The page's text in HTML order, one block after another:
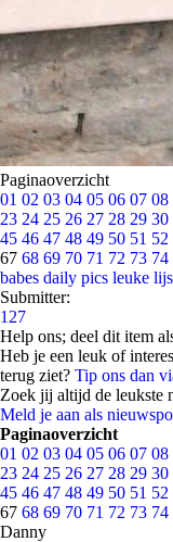
Paginaoverzicht
01 02 03 04 05 06 07 08
23 24 25 26 27 28 29 30
45 46 47 48 49 50 51 52
67 68 69 70 71 72 73 74
babes daily pics leuke
Submitter:
127
Help ons; deel dit item
Heb je een leuk of
terug ziet? Tip ons dan
Zoek jij altijd de leukste
Meld je aan als
Paginaoverzicht
01 02 03 04 05 06 07 08
23 24 25 26 27 28 29 30
45 46 47 48 49 50 51 52
67 68 69 70 71 72 73 74
Danny